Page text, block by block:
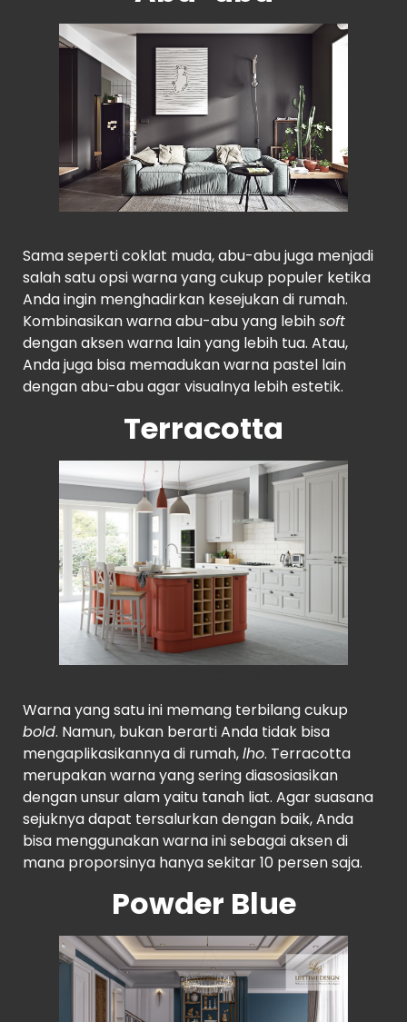
Sama seperti coklat muda, abu-abu juga menjadi
salah satu opsi warna yang cukup populer ketika
Anda ingin menghadirkan kesejukan di rumah.
Kombinasikan warna abu-abu yang lebihsoft
dengan aksen warna lain yang lebih tua. Atau,
Anda juga bisa memadukan warna pastel lain
dengan abu-abu agar visualnya lebih estetik.
Terracotta
Warna yang satu ini memang terbilang cukup
bold. Namun, bukan berarti Anda tidak bisa
mengaplikasikannya di rumah,lho. Terracotta
merupakan warna yang sering diasosiasikan
dengan unsur alam yaitu tanah liat. Agar suasana
sejuknya dapat tersalurkan dengan baik, Anda
bisa menggunakan warna ini sebagai aksen di
mana proporsinya hanya sekitar 10 persen saja.
Powder Blue